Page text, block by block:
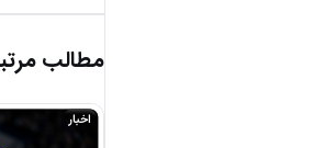
مطالب
اخبار